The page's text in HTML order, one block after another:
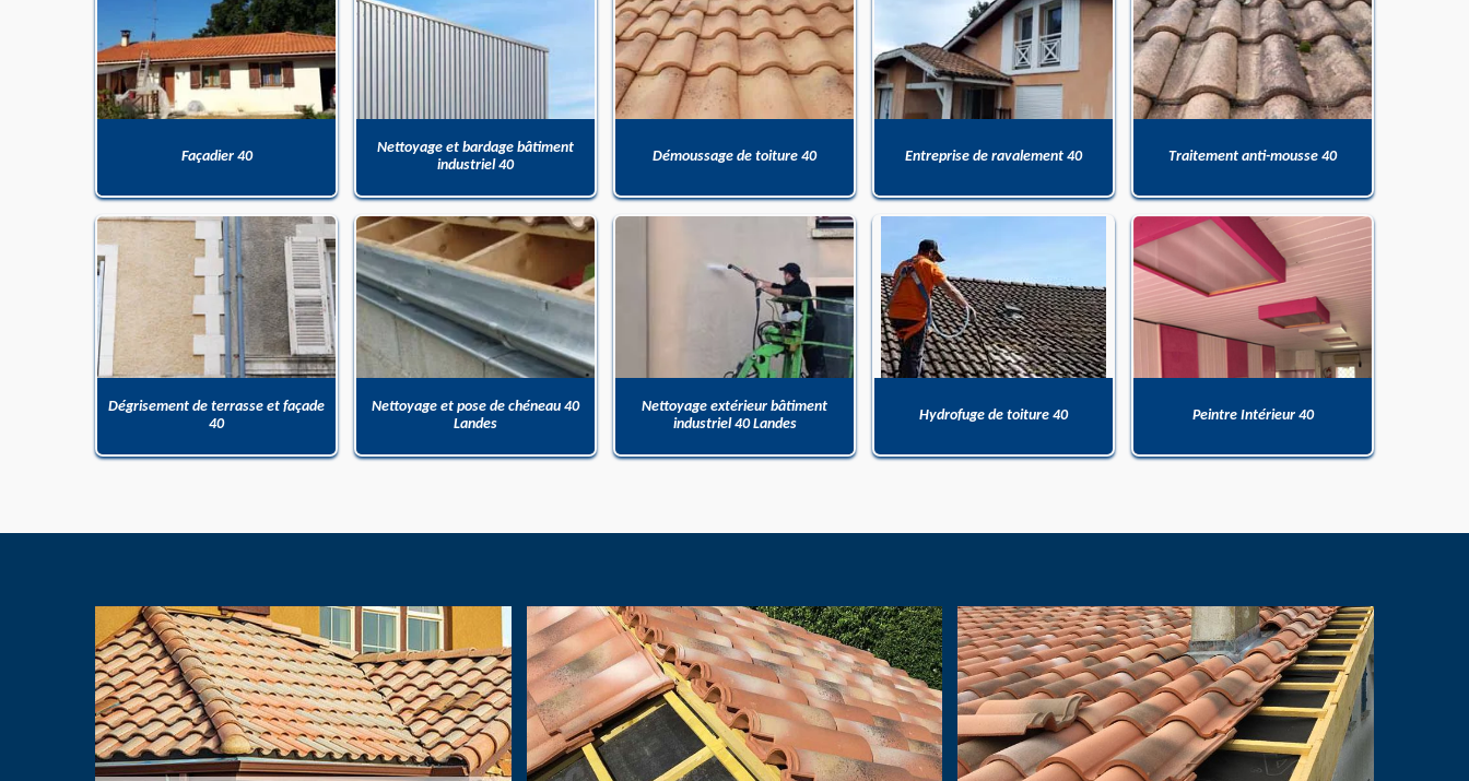
Façadier 40
Nettoyage et bardage bâtiment
industriel 40
Démoussage de toiture 40 Entreprise de ravalement 40 Traitement anti-mousse 40
Dégrisement de terrasse et façade
40
Nettoyage et pose de chéneau 40
Landes
Nettoyage extérieur bâtiment
industriel 40 Landes
Hydrofuge de toiture 40 Peintre Intérieur 40